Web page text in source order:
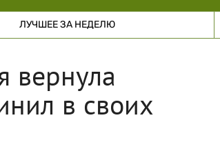
ЛУЧШЕЕ ЗА НЕДЕЛЮ
вернула
в своих